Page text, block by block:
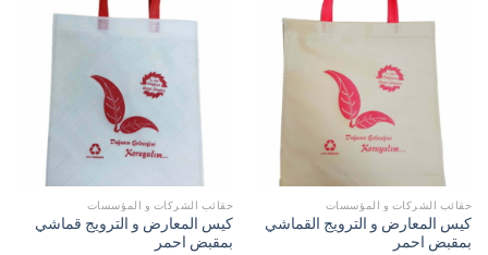
حقائب الشركات و المؤسسات
كيس المعارض و الترويج القماشي
بمقبض احمر
حقائب الشركات و المؤسسات
كيس المعارض و الترويج قماشي
بمقبض احمر